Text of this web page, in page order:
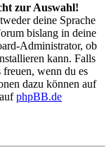
zur Auswahl!
deine Sprache
bislang in deine
Administrator, ob
kann. Falls
wenn du es
dazu können auf
phpBB.de